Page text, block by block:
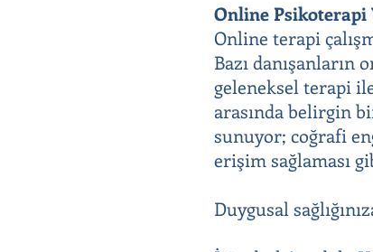
Online
Online terapi
Bazı
geleneksel terapi
arasında belirgin
sunuyor; coğrafi
erişim sağlaması
Duygusal